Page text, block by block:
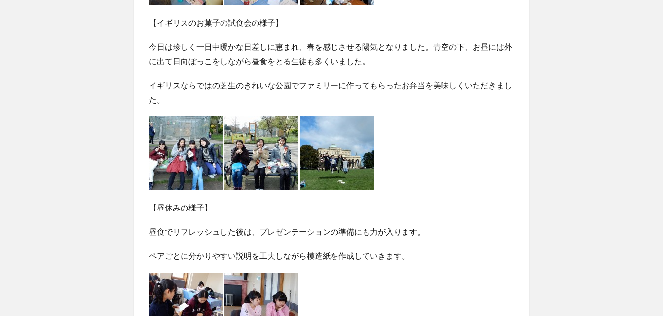
【イギリスのお菓子の試食会の様子】
今日は珍しく一日中暖かな日差しに恵まれ、春を感じさせる陽気となりました。青空の下、お昼には外
に出て日向ぼっこをしながら昼食をとる生徒も多くいました。
イギリスならではの芝生のきれいな公園でファミリーに作ってもらったお弁当を美味しくいただきまし
た。
【昼休みの様子】
昼食でリフレッシュした後は、プレゼンテーションの準備にも力が入ります。
ペアごとに分かりやすい説明を工夫しながら模造紙を作成していきます。